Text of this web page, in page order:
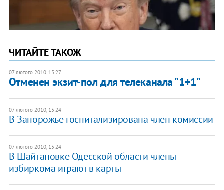
ЧИТАЙТЕ ТАКОЖ
07 лютого 2010, 15:27
Отменен экзит-пол для телеканала "1+1"
07 лютого 2010, 15:24
В Запорожье госпитализирована член комиссии
07 лютого 2010, 15:24
В Шайтановке Одесской области члены
избиркома играют в карты